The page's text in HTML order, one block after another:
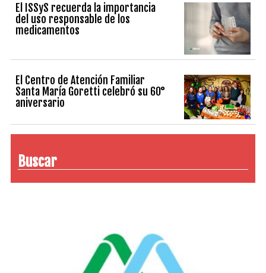
El ISSyS recuerda la importancia
del uso responsable de los
medicamentos
El Centro de Atención Familiar
Santa María Goretti celebró su 60°
aniversario
Buscar